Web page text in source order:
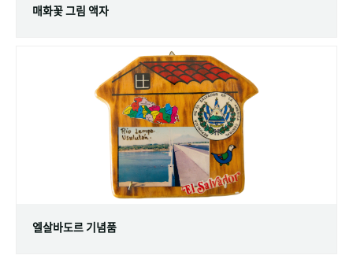
매화꽃 그림 액자
엘살바도르 기념품